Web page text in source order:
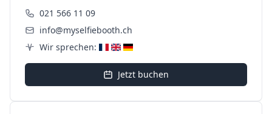
021 566 11 09
info@myselfiebooth.ch
Wir sprechen:
Jetzt buchen